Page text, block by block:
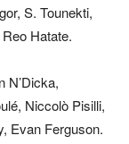
S. Tounekti,
Hatate.
N’Dicka,
Niccolò Pisilli,
Evan Ferguson.